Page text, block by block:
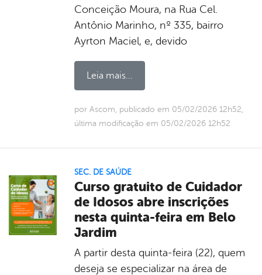
Conceição Moura, na Rua Cel.
Antônio Marinho, nº 335, bairro
Ayrton Maciel, e, devido
Leia mais...
por Ascom, publicado em 05/02/2026 12h52,
última modificação em 05/02/2026 12h52
SEC. DE SAÚDE
Curso gratuito de Cuidador
de Idosos abre inscrições
nesta quinta-feira em Belo
Jardim
A partir desta quinta-feira (22), quem
deseja se especializar na área de